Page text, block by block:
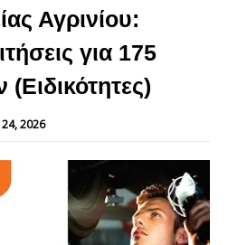
Αγρινίου:
για 175
24, 2026